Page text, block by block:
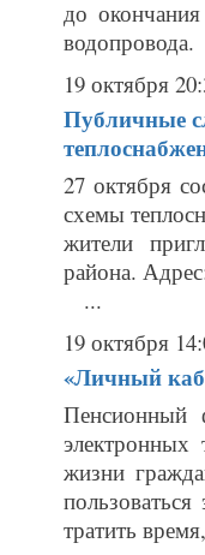
до
19 октября
Публичные
27 октября
схемы
жители
района.
...
19 октября
«Личный
Пенсионный
жизни
тратить